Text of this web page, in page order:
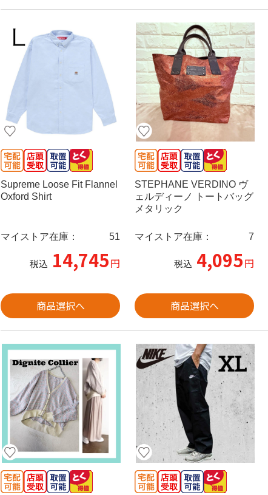
Supreme Loose Fit Flannel
Oxford Shirt
マイストア在庫： 51
税込 14,745円
商品選択へ
STEPHANE VERDINO ヴ
ェルディーノ トートバッグ
メタリック
マイストア在庫： 7
税込 4,095円
商品選択へ